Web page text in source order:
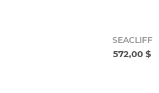
SEACLIFF
572,00 $